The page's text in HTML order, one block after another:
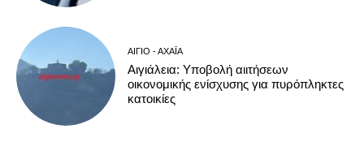
ΑΊΓΙΟ - ΑΧΑΪ́Α
Αιγιάλεια: Υποβολή αιιτήσεων
οικονομικής ενίσχυσης για πυρόπληκτες
κατοικίες